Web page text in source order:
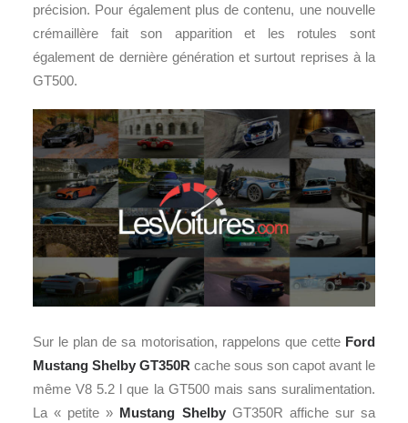
précision. Pour également plus de contenu, une nouvelle
crémaillère fait son apparition et les rotules sont
également de dernière génération et surtout reprises à la
GT500.
Sur le plan de sa motorisation, rappelons que cette Ford
Mustang Shelby GT350R cache sous son capot avant le
même V8 5.2 l que la GT500 mais sans suralimentation.
La « petite » Mustang ShelbyGT350R affiche sur sa